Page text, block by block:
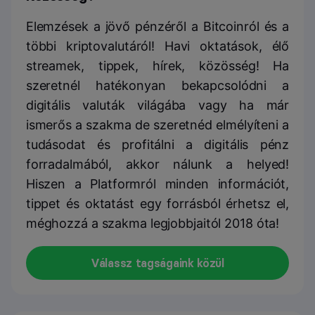
Elemzések a jövő pénzéről a Bitcoinról és a
többi kriptovalutáról! Havi oktatások, élő
streamek, tippek, hírek, közösség! Ha
szeretnél hatékonyan bekapcsolódni a
digitális valuták világába vagy ha már
ismerős a szakma de szeretnéd elmélyíteni a
tudásodat és profitálni a digitális pénz
forradalmából, akkor nálunk a helyed!
Hiszen a Platformról minden információt,
tippet és oktatást egy forrásból érhetsz el,
méghozzá a szakma legjobbjaitól 2018 óta!
Válassz tagságaink közül